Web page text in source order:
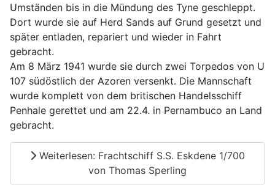
Umständen bis in die Mündung des Tyne geschleppt.
Dort wurde sie auf Herd Sands auf Grund gesetzt und
später entladen, repariert und wieder in Fahrt
gebracht.
Am 8 März 1941 wurde sie durch zwei Torpedos von U
107 südöstlich der Azoren versenkt. Die Mannschaft
wurde komplett von dem britischen Handelsschiff
Penhale gerettet und am 22.4. in Pernambuco an Land
gebracht.
Weiterlesen: Frachtschiff S.S. Eskdene 1/700
von Thomas Sperling